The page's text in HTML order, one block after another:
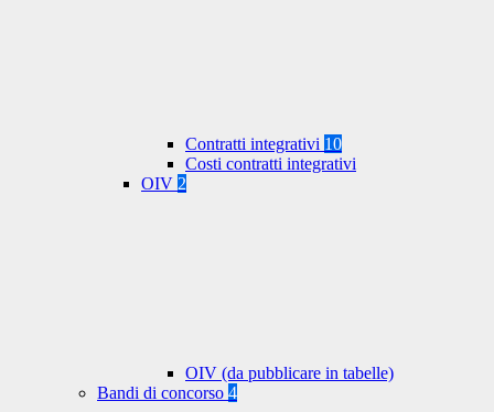
Contratti integrativi 10
Costi contratti integrativi
OIV 2
OIV (da pubblicare in tabelle)
Bandi di concorso 4